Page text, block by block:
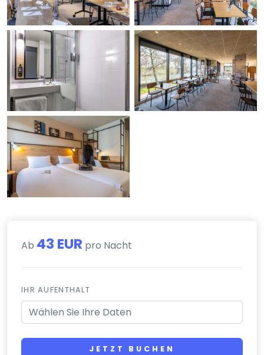
Ab 43 EUR pro Nacht
IHR AUFENTHALT
JETZT BUCHEN